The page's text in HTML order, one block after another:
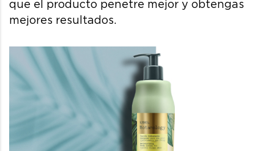
que el producto penetre mejor y obtengas
mejores resultados.